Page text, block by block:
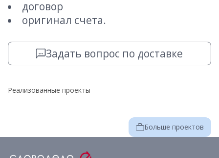
договор
оригинал счета.
Задать вопрос по доставке
Реализованные проекты
Больше проектов